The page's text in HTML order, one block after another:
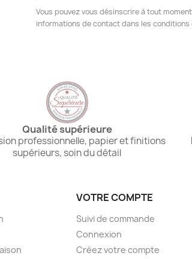
Vous pouvez vous désinscrire à tout
informations de contact dans les
Qualité supérieure
professionnelle, papier et finitions
supérieurs, soin du détail
VOTRE COMPTE
Suivi de commande
Connexion
Créez votre compte